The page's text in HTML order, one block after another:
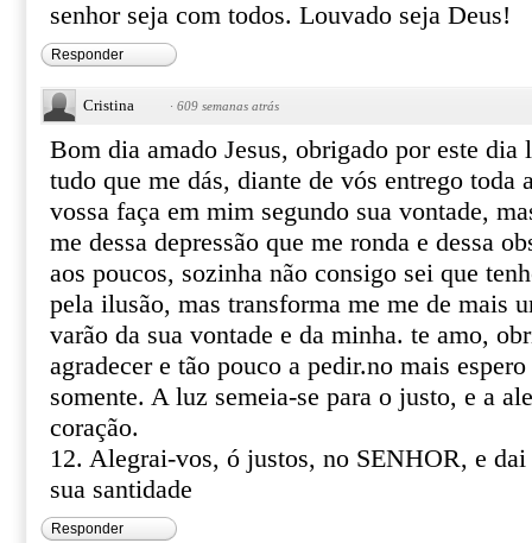
senhor seja com todos. Louvado seja Deus!
Responder
Cristina · 609 semanas atrás
Bom dia amado Jesus, obrigado por este dia
tudo que me dás, diante de vós entrego toda
vossa faça em mim segundo sua vontade,
me dessa depressão que me ronda e dessa
aos poucos, sozinha não consigo sei que
pela ilusão, mas transforma me me de mais
varão da sua vontade e da minha. te amo,
agradecer e tão pouco a pedir.no mais
somente. A luz semeia-se para o justo, e a
coração.
12. Alegrai-vos, ó justos, no SENHOR, e
sua santidade
Responder